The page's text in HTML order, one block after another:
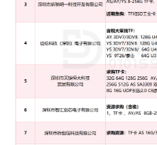
深圳市芯神话科技有
服务器条 D4 32G 4R4
三星 SK 32G 2R4 2400
三星 64G 4R4
BB1/BB2/CJR/TBJ/VPS
另求购:32G 3200 加
联系方式：
彭先生